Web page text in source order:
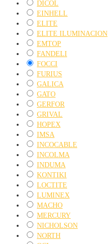
DICOL
EINHELL
ELITE
ELITE ILUMINACION
EMTOP
FANDELI
FOCCI
FURIUS
GALICA
GATO
GERFOR
GRIVAL
HOPEX
IMSA
INCOCABLE
INCOLMA
INDUMA
KONTIKI
LOCTITE
LUMINEX
MACHO
MERCURY
NICHOLSON
NORTH